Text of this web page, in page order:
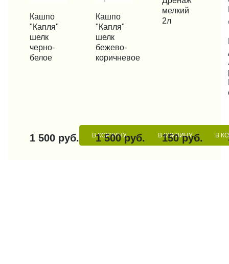
КУПИТЬ В 1 КЛИК
Кашпо
"Капля"
шелк
черно-
белое
1 500 руб. В КОРЗИНУ
КУПИТЬ В 1 КЛИК
Кашпо
"Капля"
шелк
бежево-
коричневое
1 500 руб. В КОРЗИНУ
мелкий
2л
150 руб. В